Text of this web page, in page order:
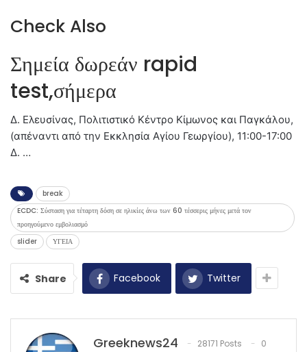
Check Also
Σημεία δωρεάν rapid
test,σήμερα
Δ. Ελευσίνας, Πολιτιστικό Κέντρο Κίμωνος και Παγκάλου,
(απέναντι από την Εκκλησία Αγίου Γεωργίου), 11:00-17:00
Δ. …
break
ECDC: Σύσταση για τέταρτη δόση σε ηλικίες άνω των 60 τέσσερις μήνες μετά τον
προηγούμενο εμβολιασμό
slider
ΥΓΕΙΑ
Share Facebook Twitter
Greeknews24 28171 Posts
0